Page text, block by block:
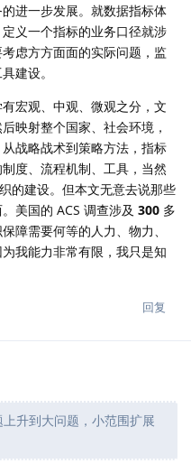
进一步发展。就数据指标体
义一个指标的业务口径就涉
虑方方面面的实际问题，监
建设。
宏观、中观、微观之分，文
映射整个国家、社会环境，
战略战术到策略方法，指标
度、流程机制、工具，当然
的建设。但本文无意去说那些
美国的 ACS 调查涉及 300 多
障需要何等的人力、物力、
我能力非常有限，我只是知
回复
升到大问题，小范围扩展